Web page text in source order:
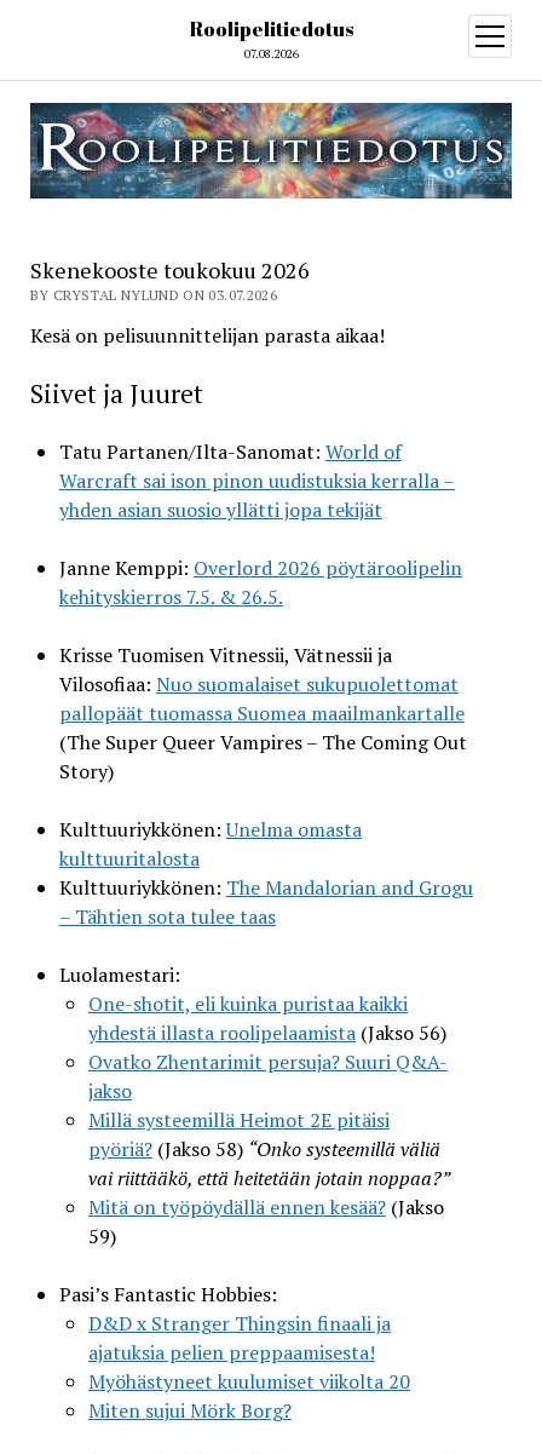
Roolipelitiedotus
07.08.2026
open
menu
Skenekooste toukokuu 2026
BY CRYSTAL NYLUND ON 03.07.2026
Kesä on pelisuunnittelijan parasta aikaa!
Siivet ja Juuret
Tatu Partanen/Ilta-Sanomat: World of
Warcraft sai ison pinon uudistuksia kerralla –
yhden asian suosio yllätti jopa tekijät
Janne Kemppi: Overlord 2026 pöytäroolipelin
kehityskierros 7.5. & 26.5.
Krisse Tuomisen Vitnessii, Vätnessii ja
Vilosofiaa: Nuo suomalaiset sukupuolettomat
pallopäät tuomassa Suomea maailmankartalle
(The Super Queer Vampires – The Coming Out
Story)
Kulttuuriykkönen:Unelma omasta
kulttuuritalosta
Kulttuuriykkönen: The Mandalorian and Grogu
– Tähtien sota tulee taas
Luolamestari:
One-shotit, eli kuinka puristaa kaikki
yhdestä illasta roolipelaamista(Jakso 56)
Ovatko Zhentarimit persuja? Suuri Q&A-
jakso
Millä systeemillä Heimot 2E pitäisi
pyöriä?(Jakso 58) “Onko systeemillä väliä
vai riittääkö, että heitetään jotain noppaa?”
Mitä on työpöydällä ennen kesää?(Jakso
59)
Pasi’s Fantastic Hobbies:
D&D x Stranger Thingsin finaali ja
ajatuksia pelien preppaamisesta!
Myöhästyneet kuulumiset viikolta 20
Miten sujui Mörk Borg?